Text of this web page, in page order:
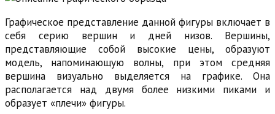
Графическое представление данной фигуры включает в
себя серию вершин и дней низов. Вершины,
представляющие собой высокие цены, образуют
модель, напоминающую волны, при этом средняя
вершина визуально выделяется на графике. Она
располагается над двумя более низкими пиками и
образует «плечи» фигуры.